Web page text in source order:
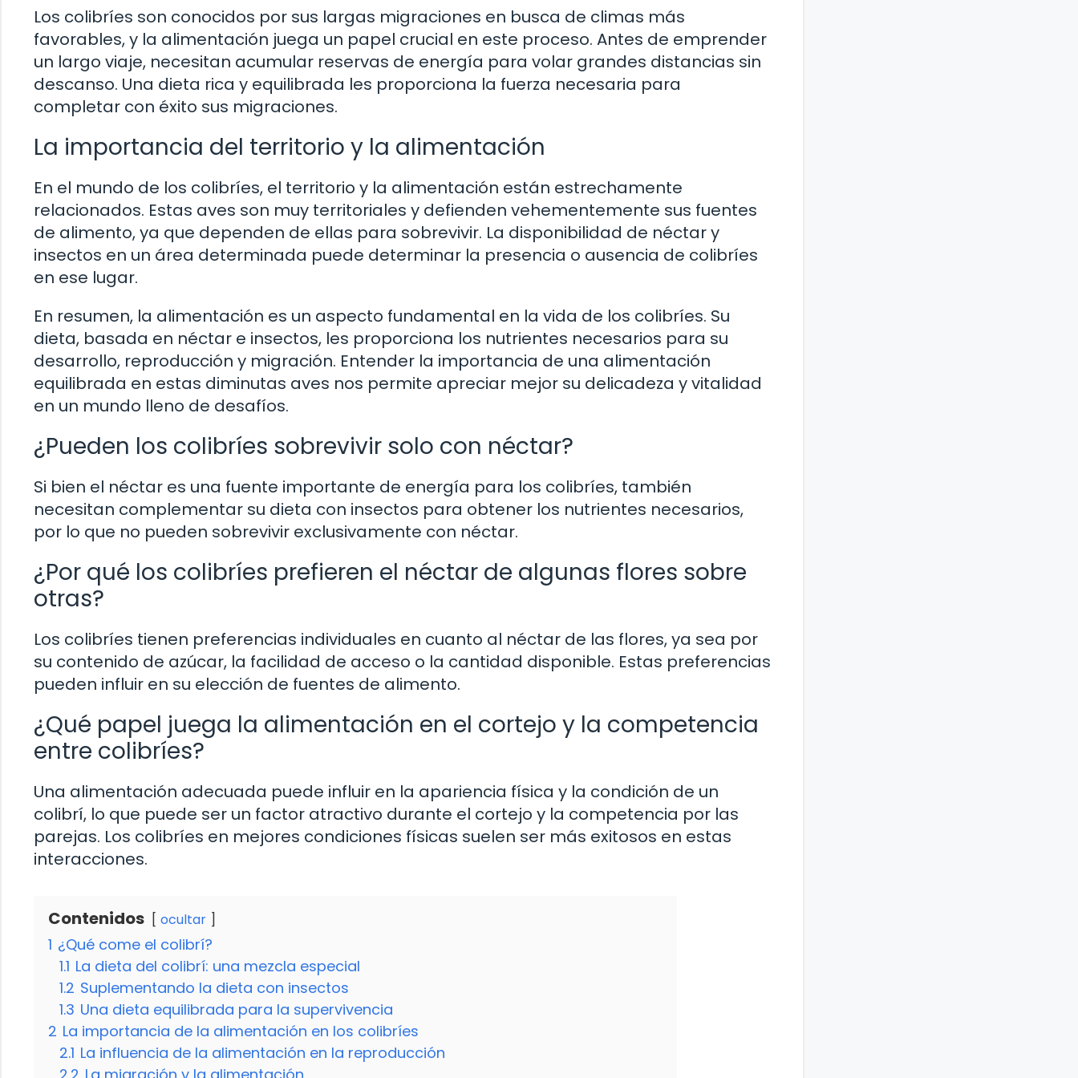
Los colibríes son conocidos por sus largas migraciones en busca de climas más
favorables, y la alimentación juega un papel crucial en este proceso. Antes de emprender
un largo viaje, necesitan acumular reservas de energía para volar grandes distancias sin
descanso. Una dieta rica y equilibrada les proporciona la fuerza necesaria para
completar con éxito sus migraciones.
La importancia del territorio y la alimentación
En el mundo de los colibríes, el territorio y la alimentación están estrechamente
relacionados. Estas aves son muy territoriales y defienden vehementemente sus fuentes
de alimento, ya que dependen de ellas para sobrevivir. La disponibilidad de néctar y
insectos en un área determinada puede determinar la presencia o ausencia de colibríes
en ese lugar.
En resumen, la alimentación es un aspecto fundamental en la vida de los colibríes. Su
dieta, basada en néctar e insectos, les proporciona los nutrientes necesarios para su
desarrollo, reproducción y migración. Entender la importancia de una alimentación
equilibrada en estas diminutas aves nos permite apreciar mejor su delicadeza y vitalidad
en un mundo lleno de desafíos.
¿Pueden los colibríes sobrevivir solo con néctar?
Si bien el néctar es una fuente importante de energía para los colibríes, también
necesitan complementar su dieta con insectos para obtener los nutrientes necesarios,
por lo que no pueden sobrevivir exclusivamente con néctar.
¿Por qué los colibríes prefieren el néctar de algunas flores sobre
otras?
Los colibríes tienen preferencias individuales en cuanto al néctar de las flores, ya sea por
su contenido de azúcar, la facilidad de acceso o la cantidad disponible. Estas preferencias
pueden influir en su elección de fuentes de alimento.
¿Qué papel juega la alimentación en el cortejo y la competencia
entre colibríes?
Una alimentación adecuada puede influir en la apariencia física y la condición de un
colibrí, lo que puede ser un factor atractivo durante el cortejo y la competencia por las
parejas. Los colibríes en mejores condiciones físicas suelen ser más exitosos en estas
interacciones.
Contenidos ocultar
1 ¿Qué come el colibrí?
1.1 La dieta del colibrí: una mezcla especial
1.2 Suplementando la dieta con insectos
1.3 Una dieta equilibrada para la supervivencia
2 La importancia de la alimentación en los colibríes
2.1 La influencia de la alimentación en la reproducción